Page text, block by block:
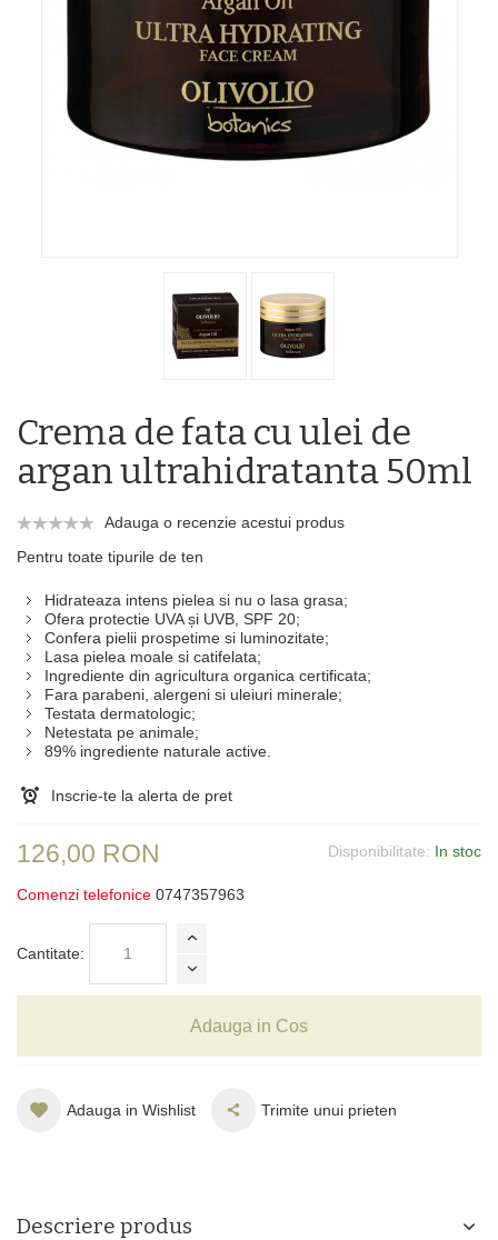
Crema de fata cu ulei de
argan ultrahidratanta 50ml
Adauga o recenzie acestui produs
Pentru toate tipurile de ten
Hidrateaza intens pielea si nu o lasa grasa;
Ofera protectie UVA și UVB, SPF 20;
Confera pielii prospetime si luminozitate;
Lasa pielea moale si catifelata;
Ingrediente din agricultura organica certificata;
Fara parabeni, alergeni si uleiuri minerale;
Testata dermatologic;
Netestata pe animale;
89% ingrediente naturale active.
Inscrie-te la alerta de pret
Disponibilitate: In stoc
126,00 RON
Comenzi telefonice 0747357963
Cantitate:
Adauga in Cos
Adauga in Wishlist Trimite unui prieten
Descriere produs